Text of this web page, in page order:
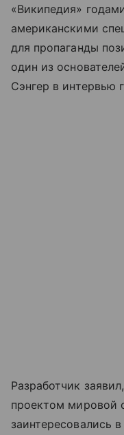
«Википедия»
американскими
для пропаганды
один из
Сэнгер в интервью
Разработчик
проектом мировой
заинтересовались